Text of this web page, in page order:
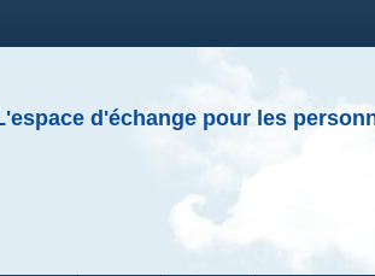
d'échange pour les